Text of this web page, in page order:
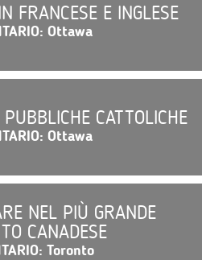
FRANCESE E INGLESE
Ottawa
CATTOLICHE
Ottawa
NEL PIÙ GRANDE
CANADESE
Toronto